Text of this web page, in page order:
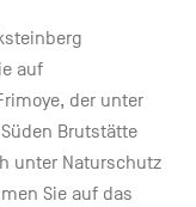
auf
der unter
Brutstätte
unter Naturschutz
Sie auf das